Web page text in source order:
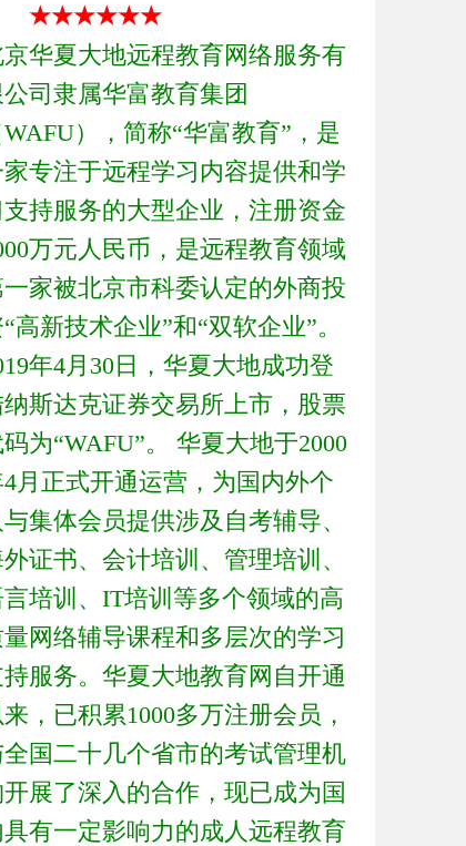
★★★★★★
华夏大地远程教育网络服务有
公司隶属华富教育集团
WAFU），简称“华富教育”，是
家专注于远程学习内容提供和学
支持服务的大型企业，注册资金
万元人民币，是远程教育领域
家被北京市科委认定的外商投
高新技术企业”和“双软企业”。
年4月30日，华夏大地成功登
纳斯达克证券交易所上市，股票
为“WAFU”。 华夏大地于2000
月正式开通运营，为国内外个
与集体会员提供涉及自考辅导、
证书、会计培训、管理培训、
培训、IT培训等多个领域的高
量网络辅导课程和多层次的学习
服务。华夏大地教育网自开通
来，已积累1000多万注册会员，
国二十几个省市的考试管理机
展了深入的合作，现已成为国
具有一定影响力的成人远程教育